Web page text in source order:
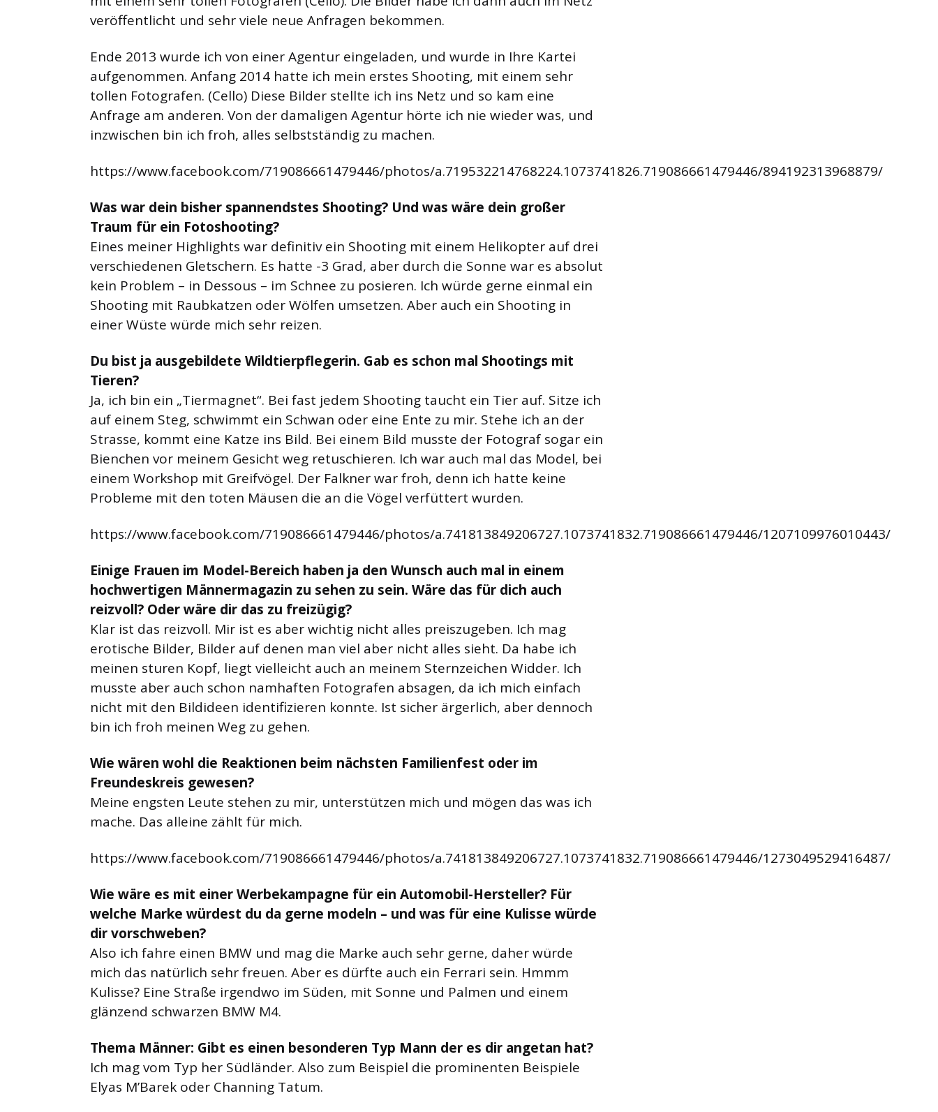
veröffentlicht und sehr viele neue Anfragen bekommen.
Ende 2013 wurde ich von einer Agentur eingeladen, und wurde in Ihre Kartei
aufgenommen. Anfang 2014 hatte ich mein erstes Shooting, mit einem sehr
tollen Fotografen. (Cello) Diese Bilder stellte ich ins Netz und so kam eine
Anfrage am anderen. Von der damaligen Agentur hörte ich nie wieder was, und
inzwischen bin ich froh, alles selbstständig zu machen.
https://www.facebook.com/719086661479446/photos/a.719532214768224.1073741826.719086661479446/894192313968879/
Was war dein bisher spannendstes Shooting? Und was wäre dein großer
Traum für ein Fotoshooting?
Eines meiner Highlights war definitiv ein Shooting mit einem Helikopter auf drei
verschiedenen Gletschern. Es hatte -3 Grad, aber durch die Sonne war es absolut
kein Problem – in Dessous – im Schnee zu posieren. Ich würde gerne einmal ein
Shooting mit Raubkatzen oder Wölfen umsetzen. Aber auch ein Shooting in
einer Wüste würde mich sehr reizen.
Du bist ja ausgebildete Wildtierpflegerin. Gab es schon mal Shootings mit
Tieren?
Ja, ich bin ein „Tiermagnet“. Bei fast jedem Shooting taucht ein Tier auf. Sitze ich
auf einem Steg, schwimmt ein Schwan oder eine Ente zu mir. Stehe ich an der
Strasse, kommt eine Katze ins Bild. Bei einem Bild musste der Fotograf sogar ein
Bienchen vor meinem Gesicht weg retuschieren. Ich war auch mal das Model, bei
einem Workshop mit Greifvögel. Der Falkner war froh, denn ich hatte keine
Probleme mit den toten Mäusen die an die Vögel verfüttert wurden.
https://www.facebook.com/719086661479446/photos/a.741813849206727.1073741832.719086661479446/1207109976010443/
Einige Frauen im Model-Bereich haben ja den Wunsch auch mal in einem
hochwertigen Männermagazin zu sehen zu sein. Wäre das für dich auch
reizvoll? Oder wäre dir das zu freizügig?
Klar ist das reizvoll. Mir ist es aber wichtig nicht alles preiszugeben. Ich mag
erotische Bilder, Bilder auf denen man viel aber nicht alles sieht. Da habe ich
meinen sturen Kopf, liegt vielleicht auch an meinem Sternzeichen Widder. Ich
musste aber auch schon namhaften Fotografen absagen, da ich mich einfach
nicht mit den Bildideen identifizieren konnte. Ist sicher ärgerlich, aber dennoch
bin ich froh meinen Weg zu gehen.
Wie wären wohl die Reaktionen beim nächsten Familienfest oder im
Freundeskreis gewesen?
Meine engsten Leute stehen zu mir, unterstützen mich und mögen das was ich
mache. Das alleine zählt für mich.
https://www.facebook.com/719086661479446/photos/a.741813849206727.1073741832.719086661479446/1273049529416487/
Wie wäre es mit einer Werbekampagne für ein Automobil-Hersteller? Für
welche Marke würdest du da gerne modeln – und was für eine Kulisse würde
dir vorschweben?
Also ich fahre einen BMW und mag die Marke auch sehr gerne, daher würde
mich das natürlich sehr freuen. Aber es dürfte auch ein Ferrari sein. Hmmm
Kulisse? Eine Straße irgendwo im Süden, mit Sonne und Palmen und einem
glänzend schwarzen BMW M4.
Thema Männer: Gibt es einen besonderen Typ Mann der es dir angetan hat?
Ich mag vom Typ her Südländer. Also zum Beispiel die prominenten Beispiele
Elyas M’Barek oder Channing Tatum.